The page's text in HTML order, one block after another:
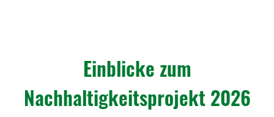
Einblicke zum
Nachhaltigkeitsprojekt 2026